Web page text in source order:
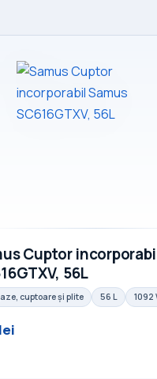
Cuptor
56L
cuptoare și plite 56 L 1092